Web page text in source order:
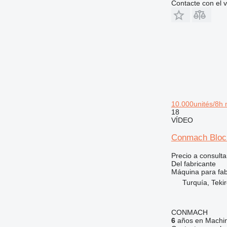
Contacte con el
10.000unités/8h
18
VÍDEO
Conmach
Precio a
Del fabricante
Máquina para
Turquía,
CONMACH
6años en